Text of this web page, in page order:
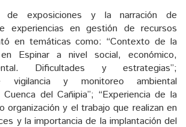
de exposiciones y la narración de
experiencias en gestión de recursos
en temáticas como: “Contexto de la
Espinar a nivel social, económico,
Dificultades y estrategias”;
vigilancia y monitoreo ambiental
del Cañipia”; “Experiencia de la
organización y el trabajo que realizan en
y la importancia de la implantación del